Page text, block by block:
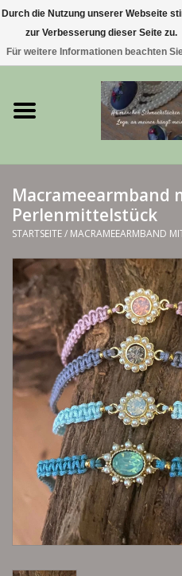
Trachtenschmuck & Ketten
exklusive Kropfketten
925 Silberschmuck
BERGliebe-Kollektion
Blütenkranzkollektion
I ❤️ bayerischer Wald Armband
Lieblingsmensch Kollektion
Ohrringe & Ohrstecker
Armbänder
Tücher
individuell gravierbarer
Macrameearmband
Perlenmittelstück
STARTSEITE/ MACRAMEEARMBAND
Durch die Nutzung unserer Webseite
zur Verbesserung dieser Seite zu.
Für weitere Informationen beachten